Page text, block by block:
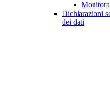
Dichiarazioni
dei dati